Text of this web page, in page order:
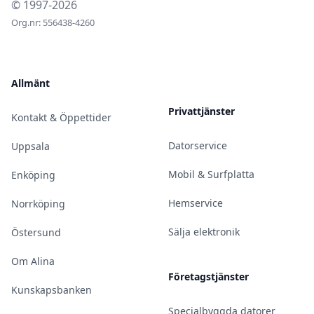
© 1997-2026
Org.nr: 556438-4260
Allmänt
Kontakt & Öppettider
Uppsala
Enköping
Norrköping
Östersund
Om Alina
Kunskapsbanken
Privattjänster
Datorservice
Mobil & Surfplatta
Hemservice
Sälja elektronik
Företagstjänster
Specialbyggda datorer